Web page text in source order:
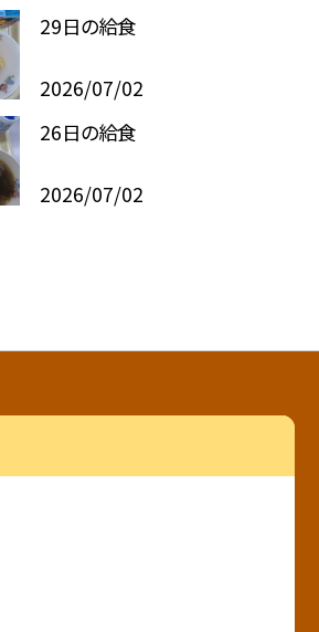
29日の給食
2026/07/02
26日の給食
2026/07/02